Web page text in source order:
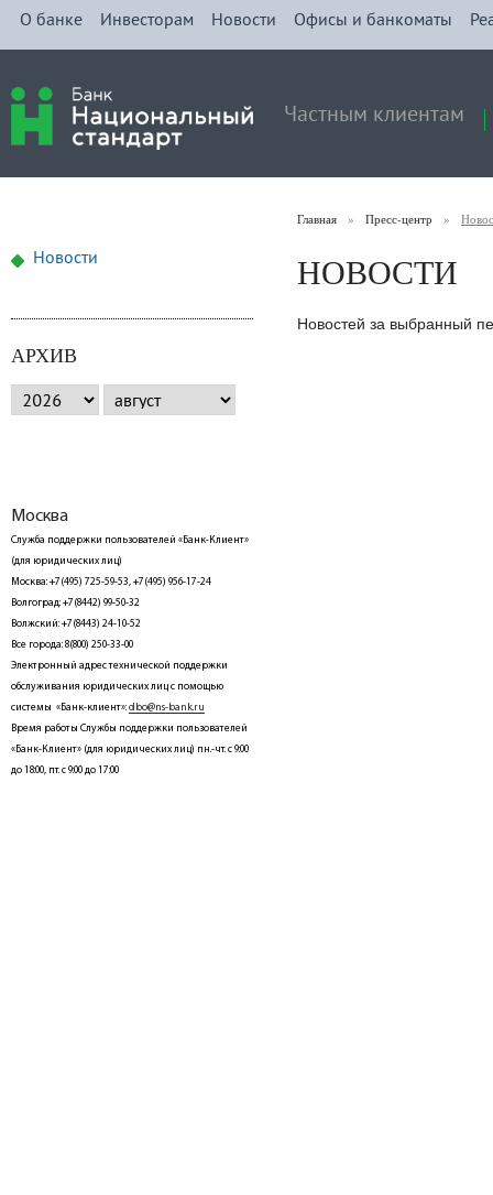
О банке Инвесторам Новости Офисы и банкоматы
Частным клиентам
Новости
АРХИВ
Москва
Служба поддержки пользователей «Банк-Клиент»
(для юридических лиц)
Москва: +7(495) 725-59-53, +7(495) 956-17-24
Волгоград: +7(8442) 99-50-32
Волжский: +7(8443) 24-10-52
Все города: 8(800) 250-33-00
Электронный адрес технической поддержки
обслуживания юридических лиц с помощью
системы «Банк-клиент»:dbo@ns-bank.ru
Время работы Службы поддержки пользователей
«Банк-Клиент» (для юридических лиц) пн.-чт. с 9:00
до 18:00, пт. с 9:00 до 17:00
Главная » Пресс-центр »
НОВОСТИ
Новостей за выбранный